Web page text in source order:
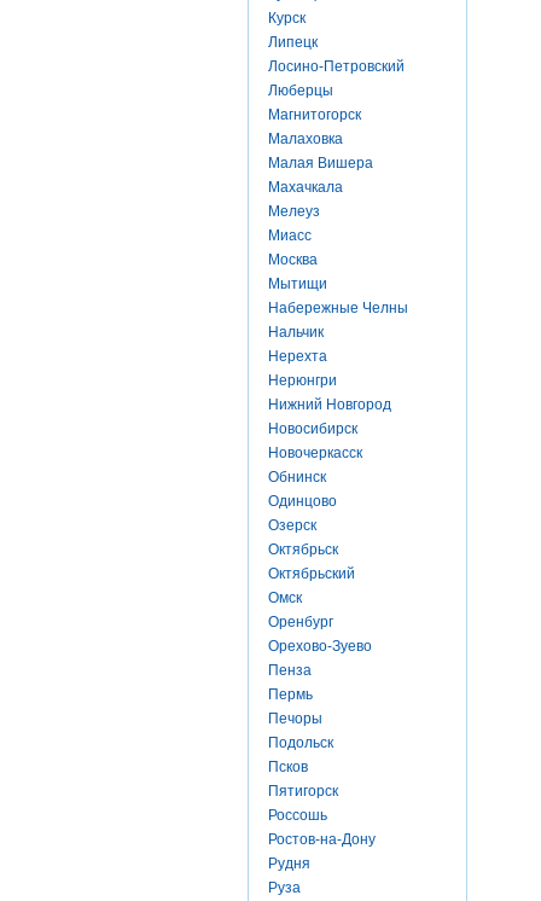
Курск
Липецк
Лосино-Петровский
Люберцы
Магнитогорск
Малаховка
Малая Вишера
Махачкала
Мелеуз
Миасс
Москва
Мытищи
Набережные Челны
Нальчик
Нерехта
Нерюнгри
Нижний Новгород
Новосибирск
Новочеркасск
Обнинск
Одинцово
Озерск
Октябрьск
Октябрьский
Омск
Оренбург
Орехово-Зуево
Пенза
Пермь
Печоры
Подольск
Псков
Пятигорск
Россошь
Ростов-на-Дону
Рудня
Руза